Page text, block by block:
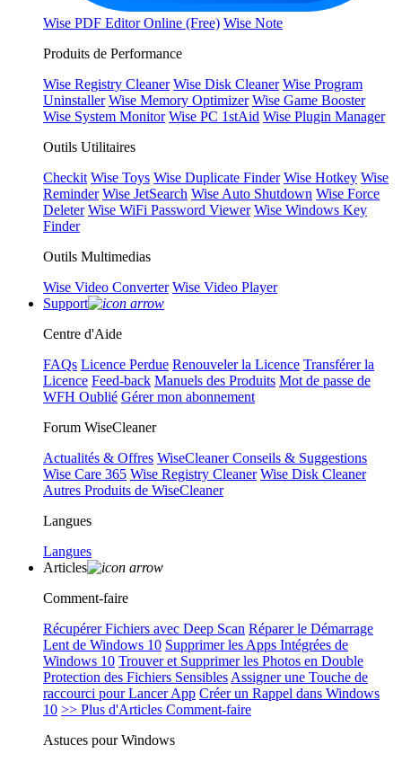
Wise PDF Editor Online (Free) Wise Note
Produits de Performance
Wise Registry Cleaner Wise Disk Cleaner Wise Program
Uninstaller Wise Memory Optimizer Wise Game Booster
Wise System Monitor Wise PC 1stAid Wise Plugin Manager
Outils Utilitaires
Checkit Wise Toys Wise Duplicate Finder Wise Hotkey Wise
Reminder Wise JetSearch Wise Auto Shutdown Wise Force
Deleter Wise WiFi Password Viewer Wise Windows Key
Finder
Outils Multimedias
Wise Video Converter Wise Video Player
Support
Centre d'Aide
FAQs Licence Perdue Renouveler la Licence Transférer la
Licence Feed-back Manuels des Produits Mot de passe de
WFH Oublié Gérer mon abonnement
Forum WiseCleaner
Actualités & Offres WiseCleaner Conseils & Suggestions
Wise Care 365 Wise Registry Cleaner Wise Disk Cleaner
Autres Produits de WiseCleaner
Langues
Langues
Articles
Comment-faire
Récupérer Fichiers avec Deep Scan Réparer le Démarrage
Lent de Windows 10 Supprimer les Apps Intégrées de
Windows 10 Trouver et Supprimer les Photos en Double
Protection des Fichiers Sensibles Assigner une Touche de
raccourci pour Lancer App Créer un Rappel dans Windows
10 >> Plus d'Articles Comment-faire
Astuces pour Windows